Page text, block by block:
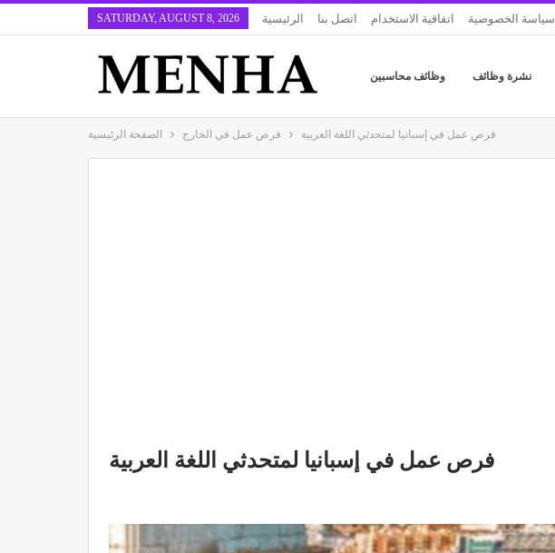
SATURDAY, AUGUST 8, 2026 الرئيسية اتصل بنا اتفاقية الاستخدام سياسة الخصوصية
وظائف محاسبين نشرة وظائف
الصفحة الرئيسية فرص عمل في الخارج فرص عمل في إسبانيا لمتحدثي اللغة العربية
فرص عمل في إسبانيا لمتحدثي اللغة العربية